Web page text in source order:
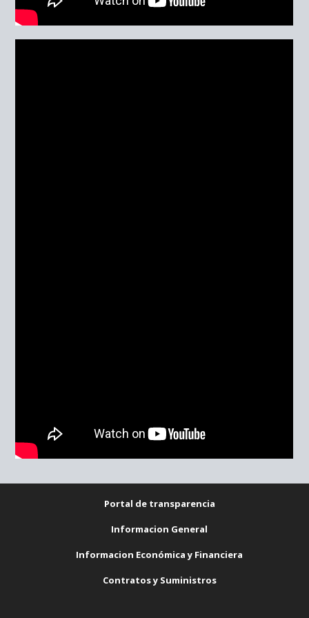
Portal de transparencia
Informacion General
Informacion Económica y Financiera
Contratos y Suministros